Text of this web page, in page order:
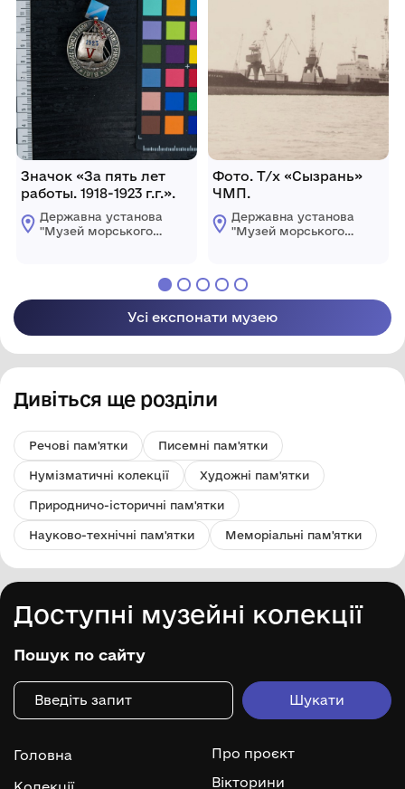
Значок «За пять лет
работы. 1918-1923 г.г.».
Державна установа
"Музей морського
Фото. Т/х «Сызрань»
ЧМП.
Державна установа
"Музей морського
Усі експонати музею
Дивіться ще розділи
Речові пам'ятки Писемні пам'ятки
Нумізматичні колекції Художні пам'ятки
Природничо-історичні пам'ятки
Науково-технічні пам'ятки Меморіальні пам'ятки
Доступні музейні колекції
Пошук по сайту
Головна
Про проєкт
Вікторини